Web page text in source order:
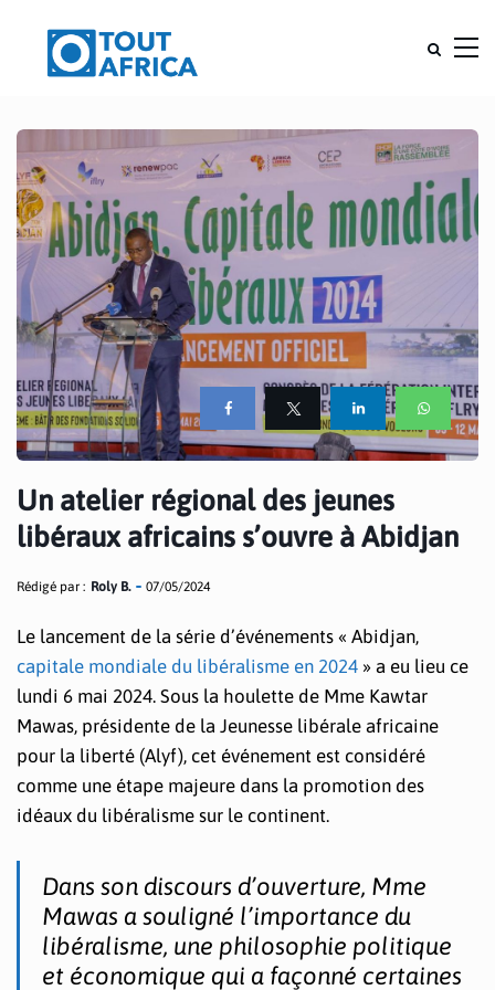
Un atelier régional des jeunes
libéraux africains s’ouvre à Abidjan
Rédigé par : Roly B. 07/05/2024
Le lancement de la série d’événements « Abidjan,
capitale mondiale du libéralisme en 2024 » a eu lieu ce
lundi 6 mai 2024. Sous la houlette de Mme Kawtar
Mawas, présidente de la Jeunesse libérale africaine
pour la liberté (Alyf), cet événement est considéré
comme une étape majeure dans la promotion des
idéaux du libéralisme sur le continent.
Dans son discours d’ouverture, Mme
Mawas a souligné l’importance du
libéralisme, une philosophie politique
et économique qui a façonné certaines